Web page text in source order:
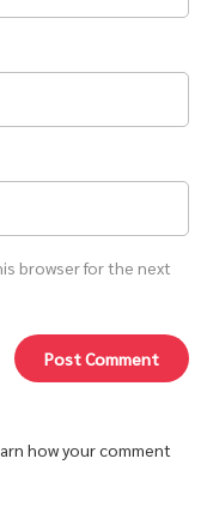
browser for the next
how your comment